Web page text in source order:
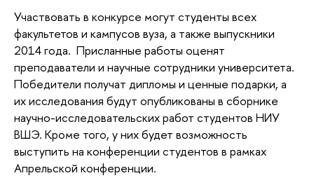
Участвовать в конкурсе могут студенты всех
факультетов и кампусов вуза, а также выпускники
2014 года. Присланные работы оценят
преподаватели и научные сотрудники университета.
Победители получат дипломы и ценные подарки, а
их исследования будут опубликованы в сборнике
научно-исследовательских работ студентов НИУ
ВШЭ. Кроме того, у них будет возможность
выступить на конференции студентов в рамках
Апрельской конференции.